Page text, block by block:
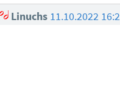
Linuchs 11.10.2022